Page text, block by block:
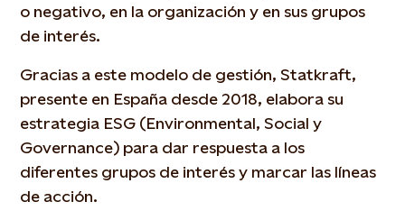
o negativo, en la organización y en sus grupos
de interés.
Gracias a este modelo de gestión, Statkraft,
presente en España desde 2018, elabora su
estrategia ESG (Environmental, Social y
Governance) para dar respuesta a los
diferentes grupos de interés y marcar las líneas
de acción.